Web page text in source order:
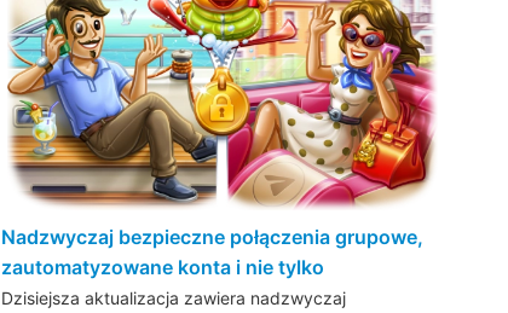
Nadzwyczaj bezpieczne połączenia grupowe,
zautomatyzowane konta i nie tylko
Dzisiejsza aktualizacja zawiera nadzwyczaj